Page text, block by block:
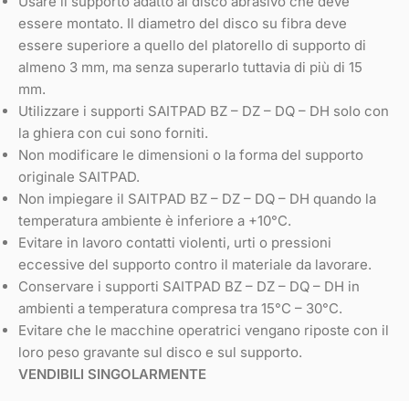
essere montato. Il diametro del disco su fibra deve
essere superiore a quello del platorello di supporto di
almeno 3 mm, ma senza superarlo tuttavia di più di 15
mm.
Utilizzare i supporti SAITPAD BZ – DZ – DQ – DH solo con
la ghiera con cui sono forniti.
Non modificare le dimensioni o la forma del supporto
originale SAITPAD.
Non impiegare il SAITPAD BZ – DZ – DQ – DH quando la
temperatura ambiente è inferiore a +10°C.
Evitare in lavoro contatti violenti, urti o pressioni
eccessive del supporto contro il materiale da lavorare.
Conservare i supporti SAITPAD BZ – DZ – DQ – DH in
ambienti a temperatura compresa tra 15°C – 30°C.
Evitare che le macchine operatrici vengano riposte con il
loro peso gravante sul disco e sul supporto.
VENDIBILI SINGOLARMENTE